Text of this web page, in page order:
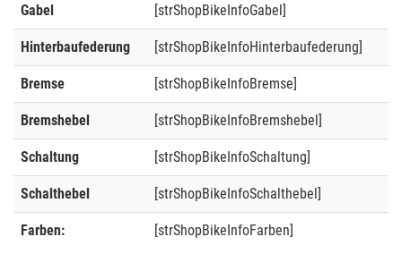
Gabel [strShopBikeInfoGabel]
Hinterbaufederung [strShopBikeInfoHinterbaufederung]
Bremse [strShopBikeInfoBremse]
Bremshebel [strShopBikeInfoBremshebel]
Schaltung [strShopBikeInfoSchaltung]
Schalthebel [strShopBikeInfoSchalthebel]
Farben: [strShopBikeInfoFarben]